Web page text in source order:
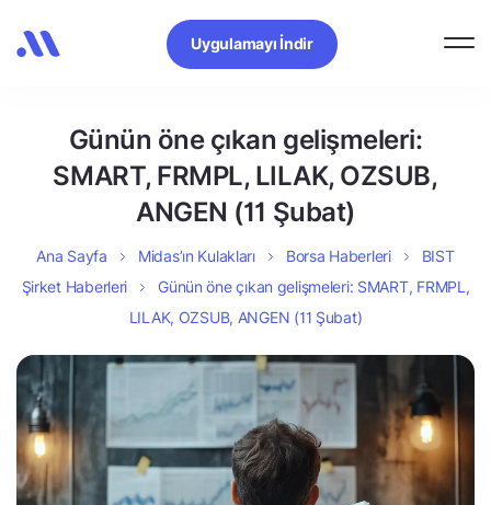
Uygulamayı İndir
Günün öne çıkan gelişmeleri:
SMART, FRMPL, LILAK, OZSUB,
ANGEN (11 Şubat)
Ana Sayfa Midas’ın Kulakları Borsa Haberleri
BIST
Şirket Haberleri
Günün öne çıkan gelişmeleri: SMART, FRMPL,
LILAK, OZSUB, ANGEN (11 Şubat)